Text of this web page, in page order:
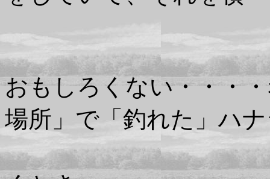
耳で聞
おもしろくない・・・
場所」で「釣れた」ハ
していて、